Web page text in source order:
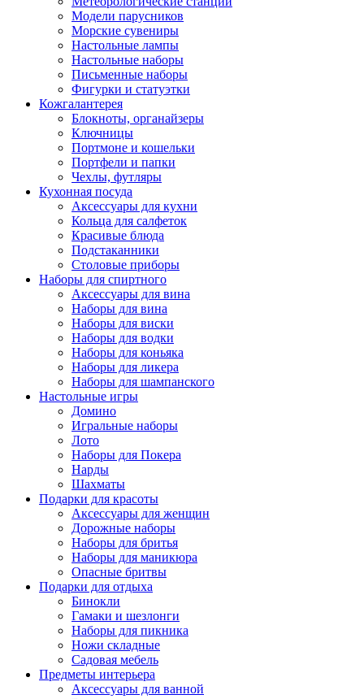
Модели парусников
Морские сувениры
Настольные лампы
Настольные наборы
Письменные наборы
Фигурки и статуэтки
Кожгалантерея
Блокноты, органайзеры
Ключницы
Портмоне и кошельки
Портфели и папки
Чехлы, футляры
Кухонная посуда
Аксессуары для кухни
Кольца для салфеток
Красивые блюда
Подстаканники
Столовые приборы
Наборы для спиртного
Аксессуары для вина
Наборы для вина
Наборы для виски
Наборы для водки
Наборы для коньяка
Наборы для ликера
Наборы для шампанского
Настольные игры
Домино
Игральные наборы
Лото
Наборы для Покера
Нарды
Шахматы
Подарки для красоты
Аксессуары для женщин
Дорожные наборы
Наборы для бритья
Наборы для маникюра
Опасные бритвы
Подарки для отдыха
Бинокли
Гамаки и шезлонги
Наборы для пикника
Ножи складные
Садовая мебель
Предметы интерьера
Аксессуары для ванной